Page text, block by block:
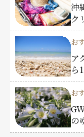
沖
ク
お
ア
ら
お
の